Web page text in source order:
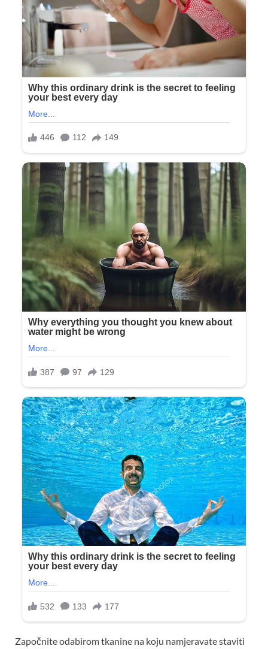
Započnite odabirom tkanine na koju namjeravate staviti